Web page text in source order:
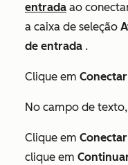
entrada ao
a caixa de seleção
de entrada .
Clique em
No campo de
Clique em
clique em